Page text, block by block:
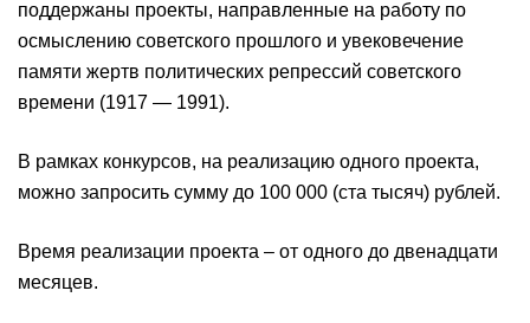
поддержаны проекты, направленные на работу по
осмыслению советского прошлого и увековечение
памяти жертв политических репрессий советского
времени (1917 — 1991).
В рамках конкурсов, на реализацию одного проекта,
можно запросить сумму до 100 000 (ста тысяч) рублей.
Время реализации проекта – от одного до двенадцати
месяцев.